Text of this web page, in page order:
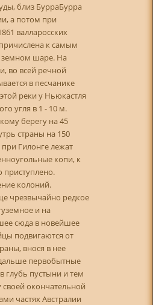
близ БурраБурра
а потом при
валларосских
к самым
шаре. На
во всей речной
в песчанике
реки у Ньюкастля
угля в 1 - 10 м.
берегу на 45
страны на 150
Гилонге лежат
копи, к
приступлено.
колоний.
чрезвычайно редкое
и на
сюда в новейшее
подвигаются от
внося в нее
первобытные
глубь пустыни и тем
своей окончательной
частях Австралии